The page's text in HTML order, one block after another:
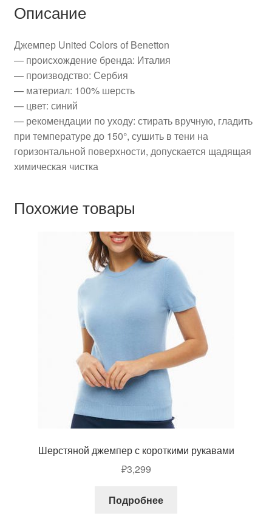
Описание
Джемпер United Colors of Benetton
— происхождение бренда: Италия
— производство: Сербия
— материал: 100% шерсть
— цвет: синий
— рекомендации по уходу: стирать вручную, гладить
при температуре до 150°, сушить в тени на
горизонтальной поверхности, допускается щадящая
химическая чистка
Похожие товары
Шерстяной джемпер с короткими рукавами
₽3,299
Подробнее